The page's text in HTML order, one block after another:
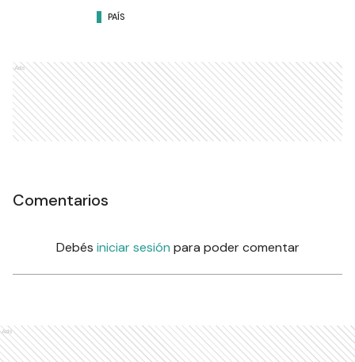
PAÍS
Ads
Comentarios
Debés iniciar sesión para poder comentar
Ads